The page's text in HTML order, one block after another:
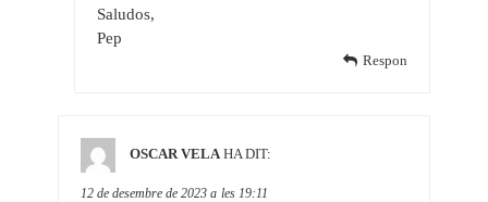
Saludos,
Pep
Respon
OSCAR VELA HA DIT:
12 de desembre de 2023 a les 19:11